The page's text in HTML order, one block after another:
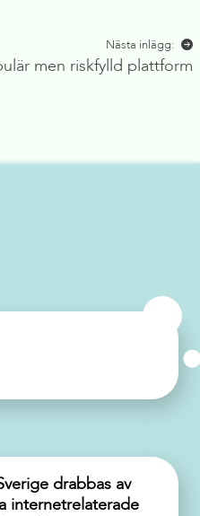
Nästa inlägg:
men riskfylld plattform
drabbas av
internetrelaterade